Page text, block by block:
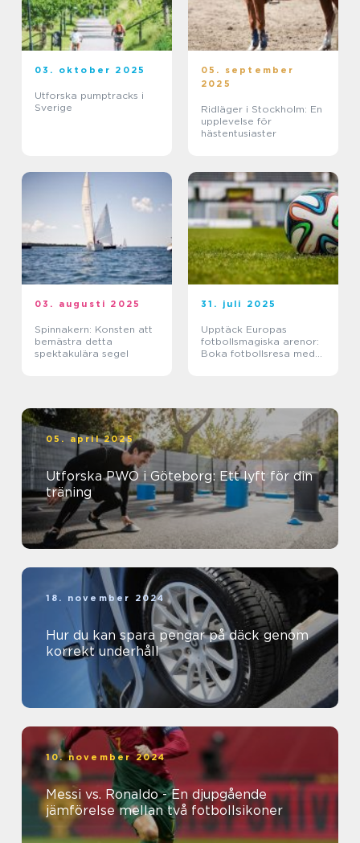
03. oktober 2025
Utforska pumptracks i
Sverige
05. september
2025
Ridläger i Stockholm: En
upplevelse för
hästentusiaster
03. augusti 2025
Spinnakern: Konsten att
bemästra detta
spektakulära segel
31. juli 2025
Upptäck Europas
fotbollsmagiska arenor:
Boka fotbollsresa med
05. april 2025
Utforska PWO i Göteborg: Ett lyft för din
träning
18. november 2024
Hur du kan spara pengar på däck genom
korrekt underhåll
10. november 2024
Messi vs. Ronaldo - En djupgående
jämförelse mellan två fotbollsikoner